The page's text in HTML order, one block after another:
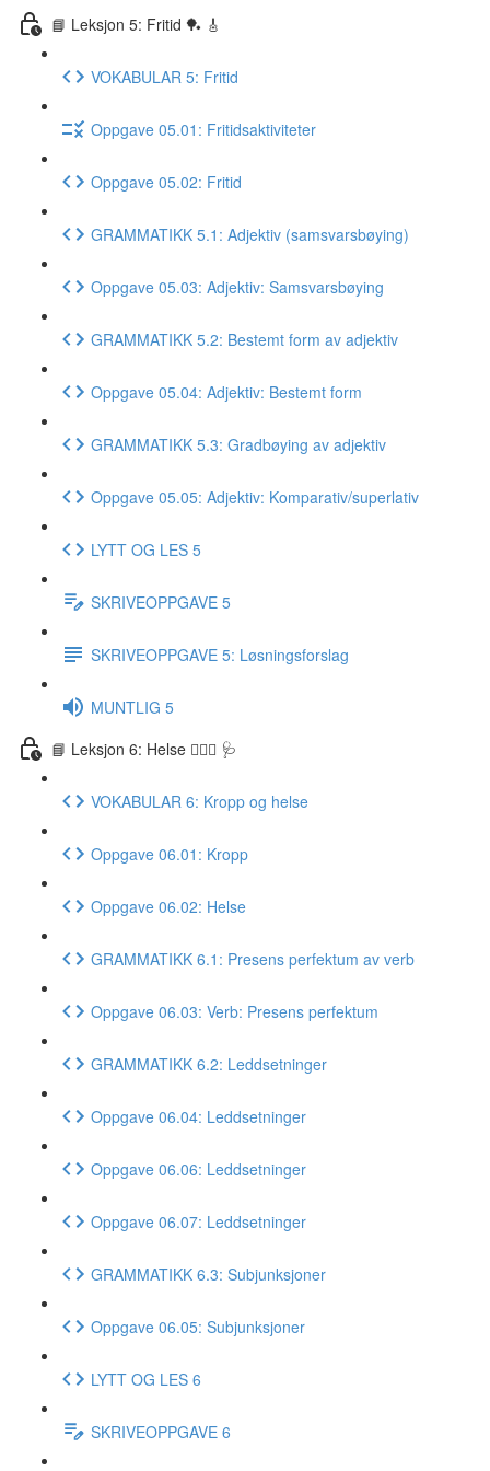
📘 Leksjon 5: Fritid 🏓 🎸
VOKABULAR 5: Fritid
Oppgave 05.01: Fritidsaktiviteter
Oppgave 05.02: Fritid
GRAMMATIKK 5.1: Adjektiv (samsvarsbøying)
Oppgave 05.03: Adjektiv: Samsvarsbøying
GRAMMATIKK 5.2: Bestemt form av adjektiv
Oppgave 05.04: Adjektiv: Bestemt form
GRAMMATIKK 5.3: Gradbøying av adjektiv
Oppgave 05.05: Adjektiv: Komparativ/superlativ
LYTT OG LES 5
SKRIVEOPPGAVE 5
SKRIVEOPPGAVE 5: Løsningsforslag
MUNTLIG 5
📘 Leksjon 6: Helse 🏃🏻‍♀️ 🩺
VOKABULAR 6: Kropp og helse
Oppgave 06.01: Kropp
Oppgave 06.02: Helse
GRAMMATIKK 6.1: Presens perfektum av verb
Oppgave 06.03: Verb: Presens perfektum
GRAMMATIKK 6.2: Leddsetninger
Oppgave 06.04: Leddsetninger
Oppgave 06.06: Leddsetninger
Oppgave 06.07: Leddsetninger
GRAMMATIKK 6.3: Subjunksjoner
Oppgave 06.05: Subjunksjoner
LYTT OG LES 6
SKRIVEOPPGAVE 6